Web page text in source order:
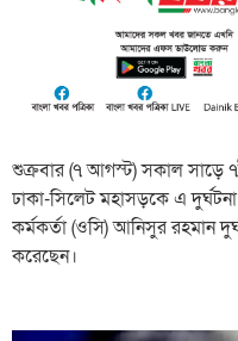
শুক্রবার (৭ আগস্ট) সকাল সাড়ে
ঢাকা-সিলেট মহাসড়কে এ
কর্মকর্তা (ওসি) আনিসুর রহমান
করেছেন।